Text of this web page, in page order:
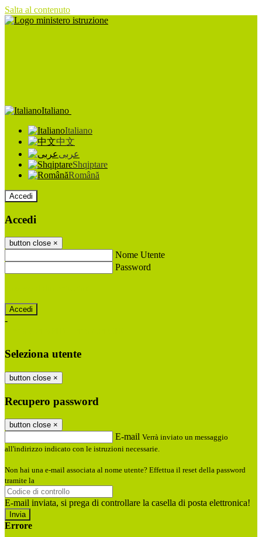
Salta al contenuto
Italiano
Italiano
中文
عربى
Shqiptare
Română
Accedi
Accedi
button close ×
Nome Utente
Password
-
Seleziona utente
button close ×
Recupero password
button close ×
E-mail Verrà inviato un messaggio
all'indirizzo indicato con le istruzioni necessarie.
Non hai una e-mail associata al nome utente? Effettua il reset della password
tramite la
E-mail inviata, si prega di controllare la casella di posta elettronica!
Errore